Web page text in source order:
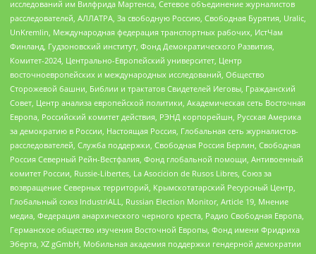
исследований им Вилфрида Мартенса, Сетевое объединение журналистов
расследователей, АЛЛАТРА, За свободную Россию, Свободная Бурятия, Uralic,
UnKremlin, Международная федерация транспортных рабочих, ИстЧам
Финланд, Гудзоновский институт, Фонд Демократического Развития,
Комитет-2024, Центрально-Европейский университет, Центр
восточноевропейских и международных исследований, Общество
Сторожевой башни, Библии и трактатов Свидетелей Иеговы, Гражданский
Совет, Центр анализа европейской политики, Академическая сеть Восточная
Европа, Российский комитет действия, РЭНД корпорейшн, Русская Америка
за демократию в России, Настоящая Россия, Глобальная сеть журналистов-
расследователей, Служба поддержки, Свободная Россия Берлин, Свободная
Россия Северный Рейн-Вестфалия, Фонд глобальной помощи, Антивоенный
комитет России, Russie-Libertes, La Asocicion de Rusos Libres, Союз за
возвращение Северных территорий, Крымскотатарский Ресурсный Центр,
Глобальный союз IndustriALL, Russian Election Monitor, Article 19, Мнение
медиа, Федерация анархического черного креста, Радио Свободная Европа,
Германское общество изучения Восточной Европы, Фонд имени Фридриха
Эберта, XZ gGmbH, Мобильная академия поддержки гендерной демократии